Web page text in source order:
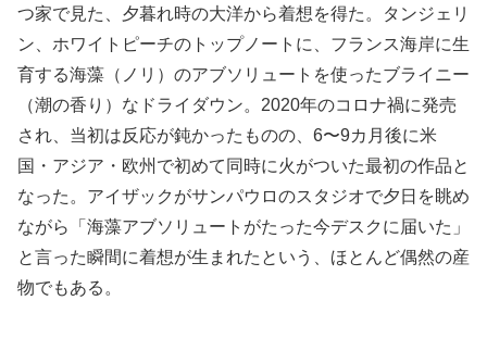
つ家で見た、夕暮れ時の大洋から着想を得た。タンジェリ
ン、ホワイトピーチのトップノートに、フランス海岸に生
育する海藻（ノリ）のアブソリュートを使ったブライニー
（潮の香り）なドライダウン。2020年のコロナ禍に発売
され、当初は反応が鈍かったものの、6〜9カ月後に米
国・アジア・欧州で初めて同時に火がついた最初の作品と
なった。アイザックがサンパウロのスタジオで夕日を眺め
ながら「海藻アブソリュートがたった今デスクに届いた」
と言った瞬間に着想が生まれたという、ほとんど偶然の産
物でもある。